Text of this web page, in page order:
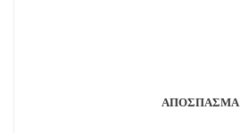
ΑΠΟΣΠΑΣΜΑ